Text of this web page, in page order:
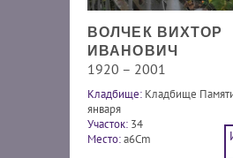
ВОЛЧЕК ВИХТОР
ИВАНОВИЧ
1920 – 2001
Кладбище: Кладбище
января
Участок: 34
Место:a6Cm